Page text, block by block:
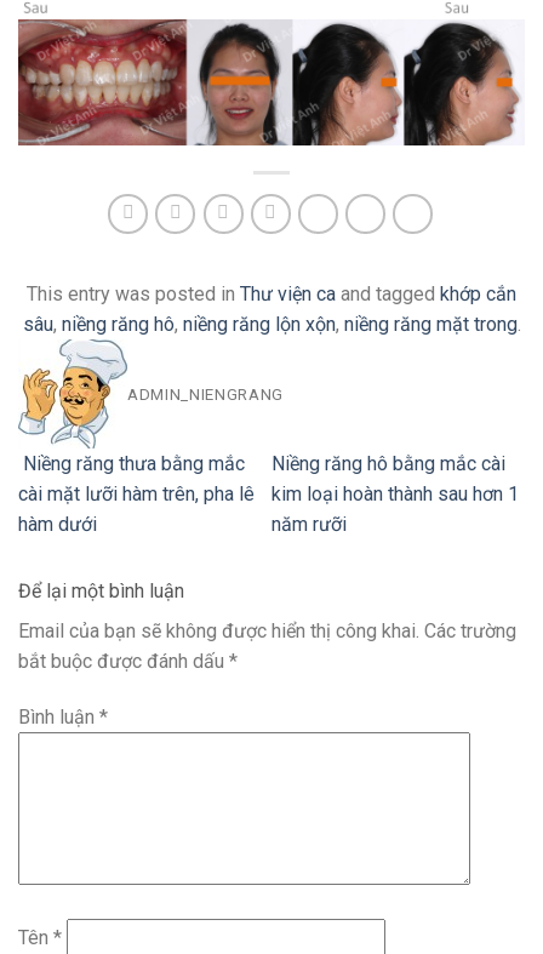
This entry was posted in Thư viện ca and tagged khớp cắn
sâu, niềng răng hô, niềng răng lộn xộn, niềng răng mặt trong.
ADMIN_NIENGRANG
Niềng răng thưa bằng mắc
cài mặt lưỡi hàm trên, pha lê
hàm dưới
Niềng răng hô bằng mắc cài
kim loại hoàn thành sau hơn 1
năm rưỡi
Để lại một bình luận
Email của bạn sẽ không được hiển thị công khai. Các trường
bắt buộc được đánh dấu *
Bình luận *
Tên *